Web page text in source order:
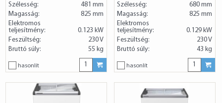
Szélesség:
481 mm
Magasság:
825 mm
Elektromos
teljesítmény:
0.123 kW
Feszültség:
230 V
Bruttó súly:
55 kg
hasonlít
Szélesség:
680 mm
Magasság:
825 mm
Elektromos
teljesítmény:
0.129 kW
Feszültség:
230 V
Bruttó súly:
43 kg
hasonlít